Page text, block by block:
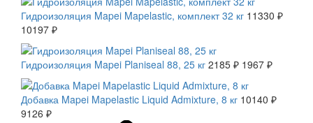
Гидроизоляция Mapei Mapelastic, комплект 32 кг 11330 ₽
10197 ₽
Гидроизоляция Mapei Planiseal 88, 25 кг 2185 ₽ 1967 ₽
Добавка Mapei Mapelastic Liquid Admixture, 8 кг 10140 ₽
9126 ₽